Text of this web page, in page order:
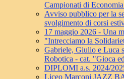
Campionati di
Avviso pubblico per la
svolgimento di corsi
17 maggio 2026 - Una
"Intrecciamo la
Gabriele, Giulio e Luca
Robotica - cat. "Gioca
DIPLOMI a.s. 2024/
Liceo Marconi JAZZ